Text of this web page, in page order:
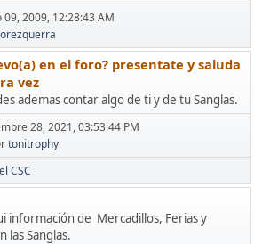
09, 2009, 12:28:43 AM
en el foro? presentate y saluda
vez
ademas contar algo de ti y de tu Sanglas.
28, 2021, 03:53:44 PM
tonitrophy
CSC
información de Mercadillos, Ferias y
las Sanglas.